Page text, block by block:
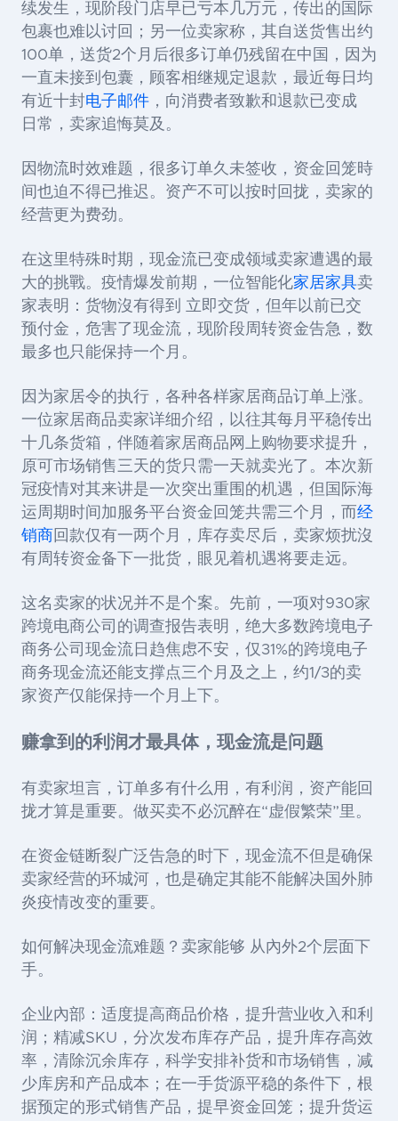
续发生，现阶段门店早已亏本几万元，传出的国际
包裹也难以讨回；另一位卖家称，其自送货售出约
100单，送货2个月后很多订单仍残留在中国，因为
一直未接到包囊，顾客相继规定退款，最近每日均
有近十封电子邮件 ，向消费者致歉和退款已变成
日常，卖家追悔莫及。
因物流时效难题，很多订单久未签收，资金回笼時
间也迫不得已推迟。资产不可以按时回拢，卖家的
经营更为费劲。
在这里特殊时期，现金流已变成领域卖家遭遇的最
大的挑戰。疫情爆发前期，一位智能化家居家具卖
家表明：货物沒有得到 立即交货，但年以前已交
预付金，危害了现金流，现阶段周转资金告急，数
最多也只能保持一个月。
因为家居令的执行，各种各样家居商品订单上涨。
一位家居商品卖家详细介绍，以往其每月平稳传出
十几条货箱，伴随着家居商品网上购物要求提升，
原可市场销售三天的货只需一天就卖光了。本次新
冠疫情对其来讲是一次突出重围的机遇，但国际海
运周期时间加服务平台资金回笼共需三个月，而经
销商 回款仅有一两个月，库存卖尽后，卖家烦扰沒
有周转资金备下一批货，眼见着机遇将要走远。
这名卖家的状况并不是个案。先前，一项对930家
跨境电商公司的调查报告表明，绝大多数跨境电子
商务公司现金流日趋焦虑不安，仅31%的跨境电子
商务现金流还能支撑点三个月及之上，约1/3的卖
家资产仅能保持一个月上下。
赚拿到的利润才最具体，现金流是问题
有卖家坦言，订单多有什么用，有利润，资产能回
拢才算是重要。做买卖不必沉醉在“虚假繁荣”里。
在资金链断裂广泛告急的时下，现金流不但是确保
卖家经营的环城河，也是确定其能不能解决国外肺
炎疫情改变的重要。
如何解决现金流难题？卖家能够 从內外2个层面下
手。
企业內部：适度提高商品价格，提升营业收入和利
润；精减SKU ，分次发布库存产品，提升库存高效
率，清除沉余库存，科学安排补货和市场销售，减
少库房和产品成本；在一手货源平稳的条件下，根
据预定的形式销售产品，提早资金回笼；提升货运